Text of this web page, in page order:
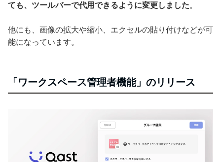
ても、ツールバーで代用できるように変更しました。
他にも、画像の拡大や縮小、エクセルの貼り付けなどが可
能になっています。
「ワークスペース管理者機能」のリリース